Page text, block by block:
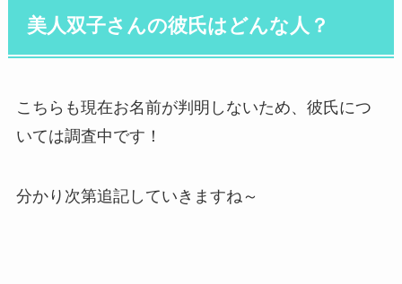
美人双子さんの彼氏はどんな人？
こちらも現在お名前が判明しないため、彼氏につ
いては調査中です！
分かり次第追記していきますね～